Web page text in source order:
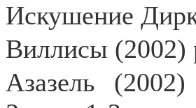
Искушение
Виллисы (2002)
Азазель